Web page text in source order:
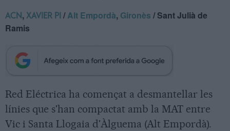
ACN, XAVIER PI /Alt Empordà, Gironès / Sant Julià de
Ramis
Red Eléctrica ha començat a desmantellar les
línies que s'han compactat amb la MAT entre
Vic i Santa Llogaia d'Àlguema (Alt Empordà).